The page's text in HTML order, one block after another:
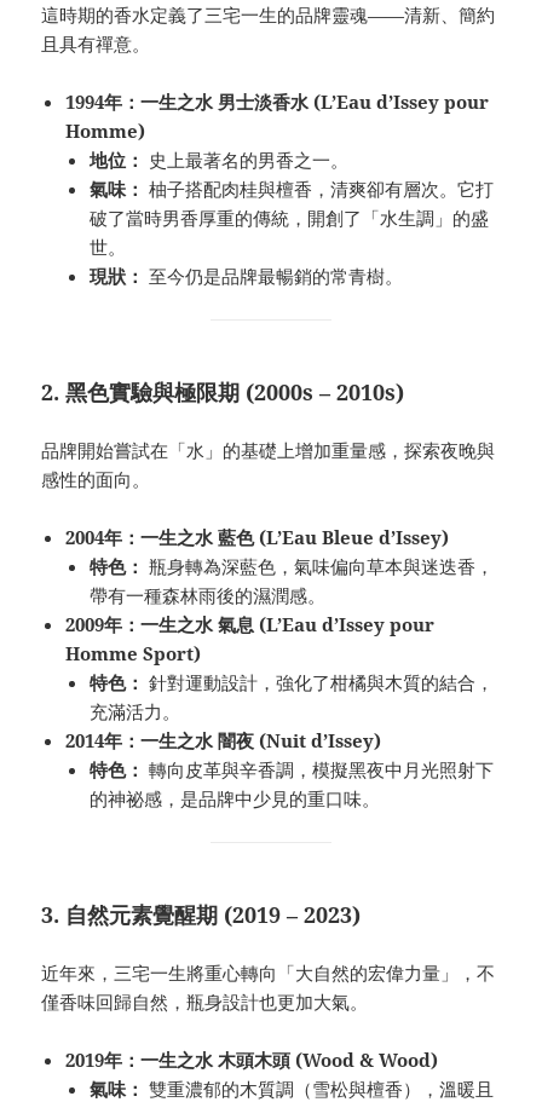
這時期的香水定義了三宅一生的品牌靈魂——清新、簡約
且具有禪意。
1994年：一生之水 男士淡香水 (L’Eau d’Issey pour
Homme)
地位： 史上最著名的男香之一。
氣味： 柚子搭配肉桂與檀香，清爽卻有層次。它打
破了當時男香厚重的傳統，開創了「水生調」的盛
世。
現狀： 至今仍是品牌最暢銷的常青樹。
2. 黑色實驗與極限期 (2000s – 2010s)
品牌開始嘗試在「水」的基礎上增加重量感，探索夜晚與
感性的面向。
2004年：一生之水 藍色 (L’Eau Bleue d’Issey)
特色： 瓶身轉為深藍色，氣味偏向草本與迷迭香，
帶有一種森林雨後的濕潤感。
2009年：一生之水 氣息 (L’Eau d’Issey pour
Homme Sport)
特色： 針對運動設計，強化了柑橘與木質的結合，
充滿活力。
2014年：一生之水 闇夜 (Nuit d’Issey)
特色： 轉向皮革與辛香調，模擬黑夜中月光照射下
的神祕感，是品牌中少見的重口味。
3. 自然元素覺醒期 (2019 – 2023)
近年來，三宅一生將重心轉向「大自然的宏偉力量」，不
僅香味回歸自然，瓶身設計也更加大氣。
2019年：一生之水 木頭木頭 (Wood & Wood)
氣味： 雙重濃郁的木質調（雪松與檀香），溫暖且